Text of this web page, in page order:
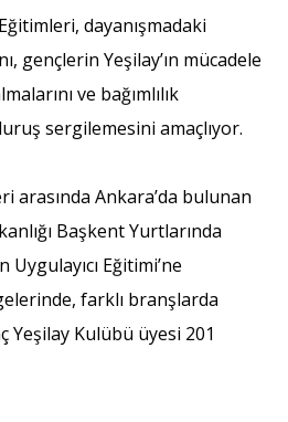
dayanışmadaki
gençlerin Yeşilay’ın mücadele
ve bağımlılık
sergilemesini amaçlıyor.
arasında Ankara’da bulunan
Başkent Yurtlarında
Eğitimi’ne
farklı branşlarda
Yeşilay Kulübü üyesi 201